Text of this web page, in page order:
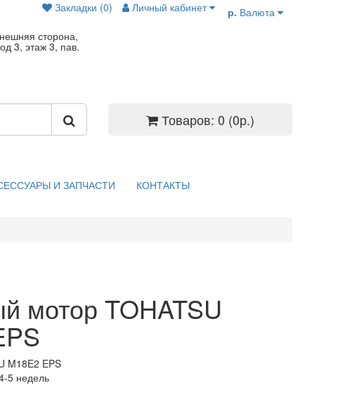
Закладки (0) Личный кабинет р. Валюта
сторона,
3, этаж 3, пав.
Товаров: 0 (0р.)
И ЗАПЧАСТИ КОНТАКТЫ
мотор TOHATSU
M18E2 EPS
5 недель